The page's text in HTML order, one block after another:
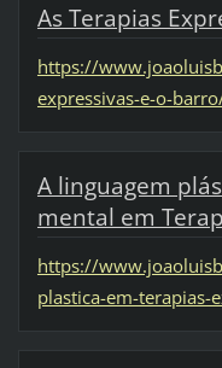
As Terapias
https://
expressivas-e-o-
A linguagem
mental em
https://
plastica-em-terapias-